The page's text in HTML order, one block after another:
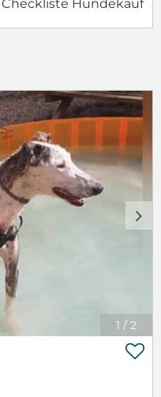
Checkliste Hundekauf
1 / 2
d
